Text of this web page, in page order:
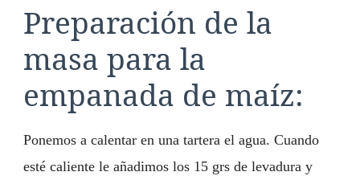
Preparación de la
masa para la
empanada de maíz:
Ponemos a calentar en una tartera el agua. Cuando
esté caliente le añadimos los 15 grs de levadura y